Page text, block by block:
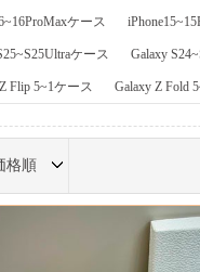
ケース
ケース Galaxy
Flip 5~1ケース Galaxy Z Fold
格順